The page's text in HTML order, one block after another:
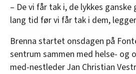
– De vi får tak i, de lykkes
lang tid før vi får tak i dem,
Brenna startet onsdagen på
sentrum sammen med helse- og
med-nestleder Jan Christian